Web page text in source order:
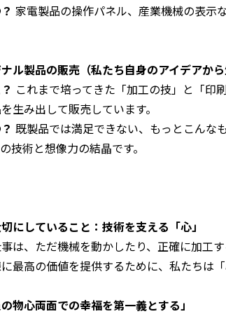
家電製品の操作パネル、産業機械の表示
ル製品の販売（私たち自身のアイデアから
これまで培ってきた「加工の技」と「印
生み出して販売しています。
既製品では満足できない、もっとこんな
技術と想像力の結晶です。
にしていること：技術を支える「心」
は、ただ機械を動かしたり、正確に加工
最高の価値を提供するために、私たちは
の物心両面での幸福を第一義とする」